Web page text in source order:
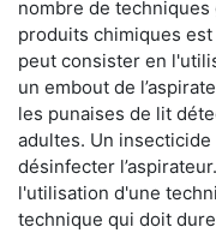
nombre de techniques
produits chimiques
peut consister en
un embout de
les punaises de lit
adultes. Un
désinfecter
l'utilisation d'une
technique qui doit